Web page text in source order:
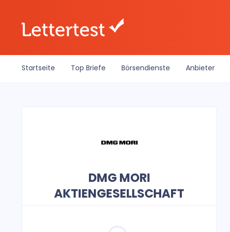
Startseite Top Briefe Börsendienste Anbieter
DMG MORI
AKTIENGESELLSCHAFT